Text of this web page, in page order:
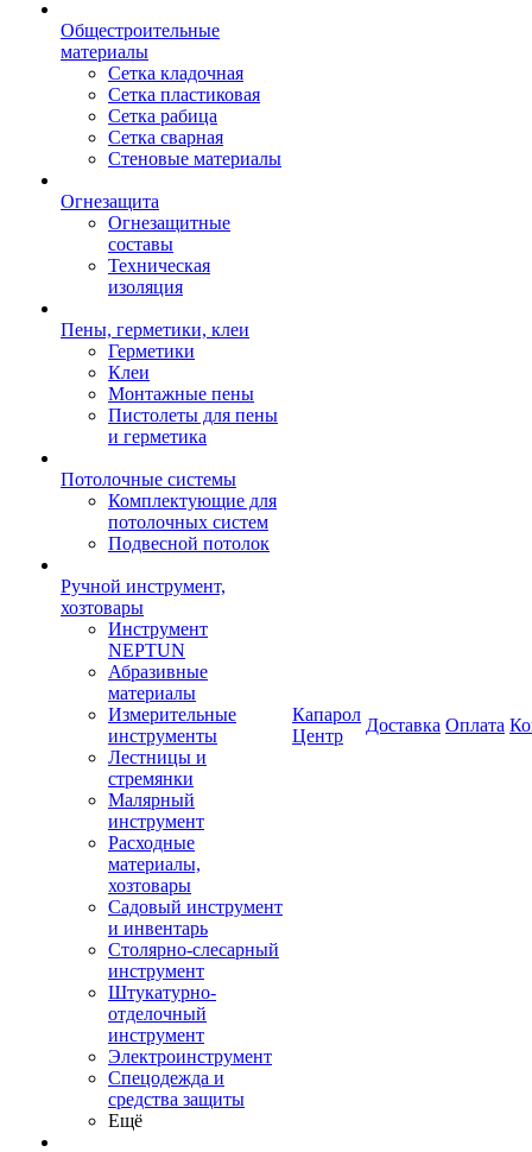
Общестроительные
материалы
Сетка кладочная
Сетка пластиковая
Сетка рабица
Сетка сварная
Стеновые материалы
Огнезащита
Огнезащитные
составы
Техническая
изоляция
Пены, герметики, клеи
Герметики
Клеи
Монтажные пены
Пистолеты для пены
и герметика
Потолочные системы
Комплектующие для
потолочных систем
Подвесной потолок
Ручной инструмент,
хозтовары
Инструмент
NEPTUN
Абразивные
материалы
Измерительные
инструменты
Лестницы и
стремянки
Малярный
инструмент
Расходные
материалы,
хозтовары
Садовый инструмент
и инвентарь
Столярно-слесарный
инструмент
Штукатурно-
отделочный
инструмент
Электроинструмент
Спецодежда и
средства защиты
Ещё
Капарол
Центр
Доставка Оплата